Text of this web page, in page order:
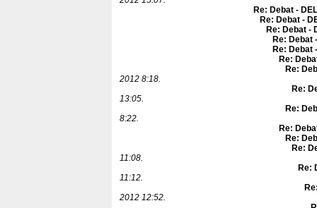
Re: Debat -
Re: Debat -
Re: Debat -
Re: Debat
Re: Debat
Re:
Re:
2012 8:18.
Re:
13:05.
Re:
8:22.
Re:
Re:
Re:
11:08.
Re:
11:12.
2012 12:52.